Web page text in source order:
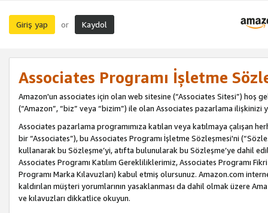
Giriş yap or Kaydol
Associates Programı İşletme
Amazon'un associates için olan web sitesine (“Associates Sitesi”) hoş
(“Amazon”, “biz” veya “bizim”) ile olan Associates pazarlama ilişkinizi
Associates pazarlama programımıza katılan veya katılmaya çalışan
bir “Associates”), bu Associates Programı İşletme Sözleşmesi'ni
kullanarak bu Sözleşme’yi, atıfta bulunularak bu Sözleşme’ye dahil
Associates Programı Katılım Gerekliliklerimiz, Associates Programı
Programı Marka Kılavuzları) kabul etmiş olursunuz. Amazon.com
kaldırılan müşteri yorumlarının yasaklanması da dahil olmak üzere
ve kılavuzları dikkatlice okuyun.